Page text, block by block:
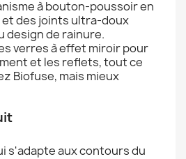
à bouton-poussoir en
des joints ultra-doux
design de rainure.
verres à effet miroir pour
et les reflets, tout ce
Biofuse, mais mieux
s'adapte aux contours du